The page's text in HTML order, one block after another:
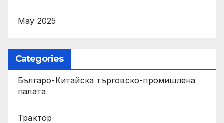
May 2025
Categories
Българо-Китайска търговско-промишлена
палата
Трактор